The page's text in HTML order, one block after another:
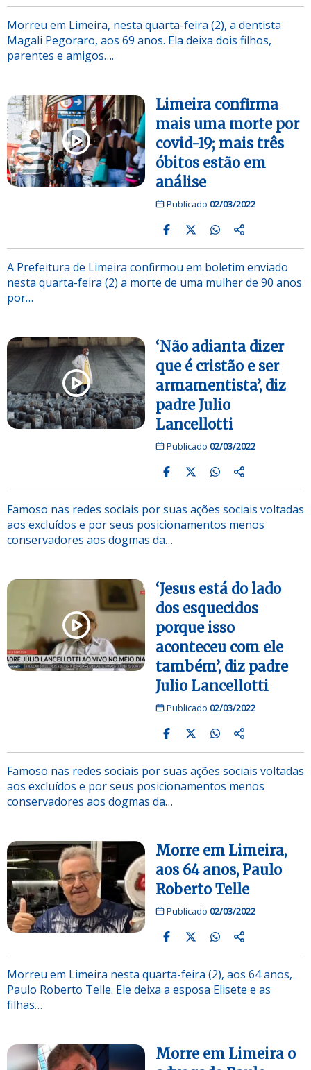
Morreu em Limeira, nesta quarta-feira (2), a dentista
Magali Pegoraro, aos 69 anos. Ela deixa dois filhos,
parentes e amigos….
Limeira confirma
mais uma morte por
covid-19; mais três
óbitos estão em
análise
Publicado 02/03/2022
A Prefeitura de Limeira confirmou em boletim enviado
nesta quarta-feira (2) a morte de uma mulher de 90 anos
por…
‘Não adianta dizer
que é cristão e ser
armamentista’, diz
padre Julio
Lancellotti
Publicado 02/03/2022
Famoso nas redes sociais por suas ações sociais voltadas
aos excluídos e por seus posicionamentos menos
conservadores aos dogmas da…
‘Jesus está do lado
dos esquecidos
porque isso
aconteceu com ele
também’, diz padre
Julio Lancellotti
Publicado 02/03/2022
Famoso nas redes sociais por suas ações sociais voltadas
aos excluídos e por seus posicionamentos menos
conservadores aos dogmas da…
Morre em Limeira,
aos 64 anos, Paulo
Roberto Telle
Publicado 02/03/2022
Morreu em Limeira nesta quarta-feira (2), aos 64 anos,
Paulo Roberto Telle. Ele deixa a esposa Elisete e as
filhas…
Morre em Limeira o